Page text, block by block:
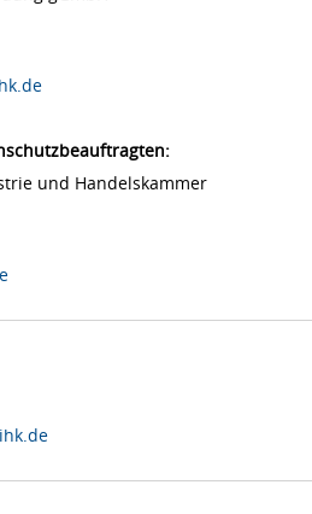
und Handelskammer